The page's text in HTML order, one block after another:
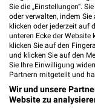
Otto-
89231
Heute
517,54
Sie die „Einstellungen“.
oder verwalten, indem
klicken oder jederzeit auf
unteren Ecke der
klicken Sie auf den
und klicken Sie auf den
Sie Ihre Einwilligung
Partnern mitgeteilt und
Wir und unsere
Website zu